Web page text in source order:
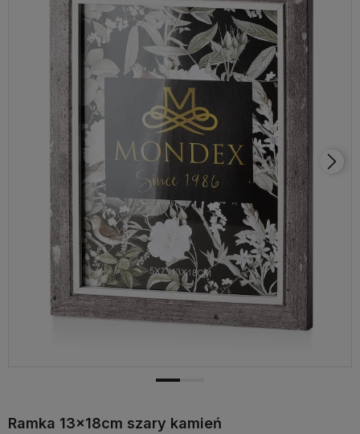
Ramka 13x18cm szary kamień